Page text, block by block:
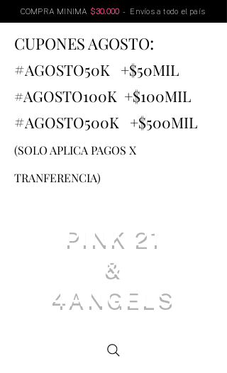
COMPRA MINIMA $30.000 - Envíos a todo el país
CUPONES AGOSTO:
#AGOSTO50K +$50MIL
#AGOSTO100K +$100MIL
#AGOSTO500K +$500MIL
(SOLO APLICA PAGOS X
TRANFERENCIA)
PINK 21
&
4ANGELS